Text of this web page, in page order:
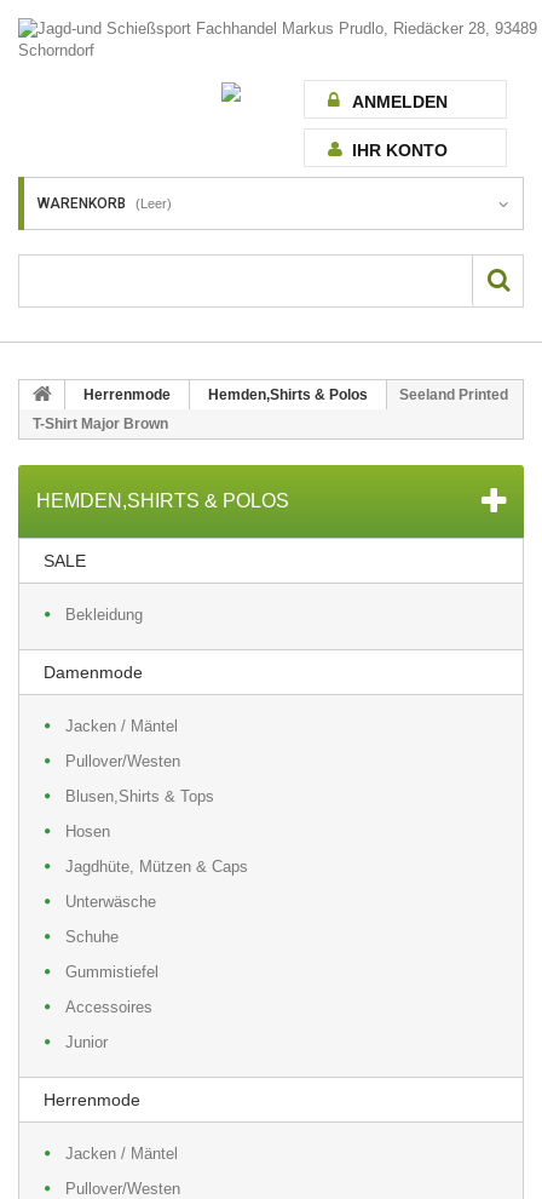
ANMELDEN
IHR KONTO
WARENKORB (Leer)
Herrenmode Hemden,Shirts & Polos
Seeland Printed
T-Shirt Major Brown
HEMDEN,SHIRTS & POLOS
SALE
Bekleidung
Damenmode
Jacken / Mäntel
Pullover/Westen
Blusen,Shirts & Tops
Hosen
Jagdhüte, Mützen & Caps
Unterwäsche
Schuhe
Gummistiefel
Accessoires
Junior
Herrenmode
Jacken / Mäntel
Pullover/Westen